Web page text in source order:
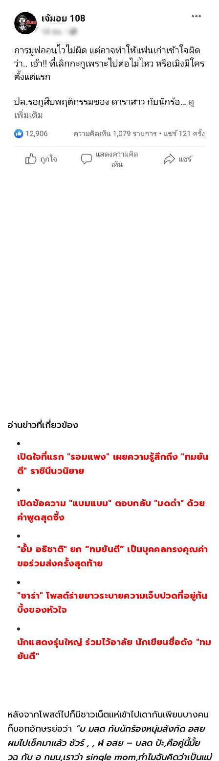
อ่านข่าวที่เกี่ยวข้อง
เปิดใจที่แรก "รอมแพง" เผยความรู้สึกถึง "ทมยัน
ตี" ราชินีนวนิยาย
เปิดข้อความ "แบมแบม" ตอบกลับ "มดดำ" ด้วย
คำพูดสุดซึ้ง
"อั้ม อธิชาติ" ยก “ทมยันตี” เป็นบุคคลทรงคุณค่า
ขอร่วมส่งครั้งสุดท้าย
"ซาร่า" โพสต์ร่ายยาวระบายความเจ็บปวดที่อยู่ก้น
บึ้งของหัวใจ
นักแสดงรุ่นใหญ่ ร่วมไว้อาลัย นักเขียนชื่อดัง "ทม
ยันตี"
หลังจากโพสต์ไปก็มีชาวเน็ตแห่เข้าไปเดากันเพียบบางคน
ก็บอกอักษรย่อว่า “บ มลด กับนักร้องหนุ่มสังกัด อสย
ผมไปเช็คมาแล้ว ชัวร์ , , ฬ อสย – บลด ป้ะ,คือคู่นี้มั้ย
วฉ กับ อ กมน,เราว่า single mom,ทำไมฉันคิดว่าเป็นแม่